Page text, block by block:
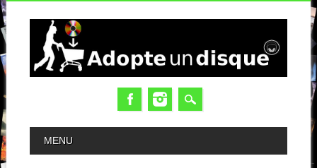
MAIN MENU
MENU